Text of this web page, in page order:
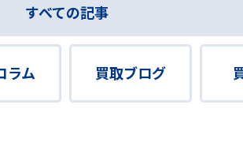
すべての記事
ラム 買取ブログ